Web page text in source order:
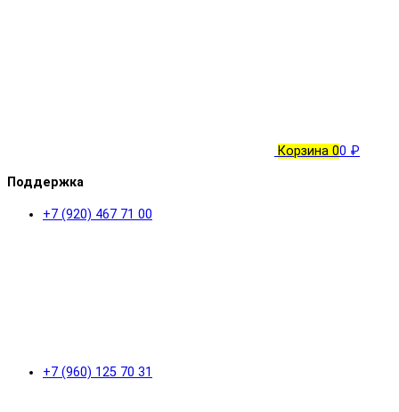
Корзина 00 ₽
Поддержка
+7 (920) 467 71 00
+7 (960) 125 70 31